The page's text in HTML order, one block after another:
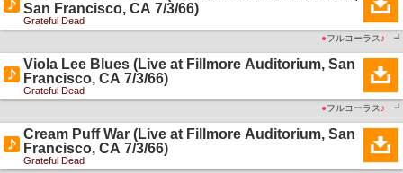
San Francisco, CA 7/3/66)
Grateful Dead
●フルコーラス ♪ ┛
Viola Lee Blues (Live at Fillmore Auditorium, San
Francisco, CA 7/3/66)
Grateful Dead
●フルコーラス ♪ ┛
Cream Puff War (Live at Fillmore Auditorium, San
Francisco, CA 7/3/66)
Grateful Dead